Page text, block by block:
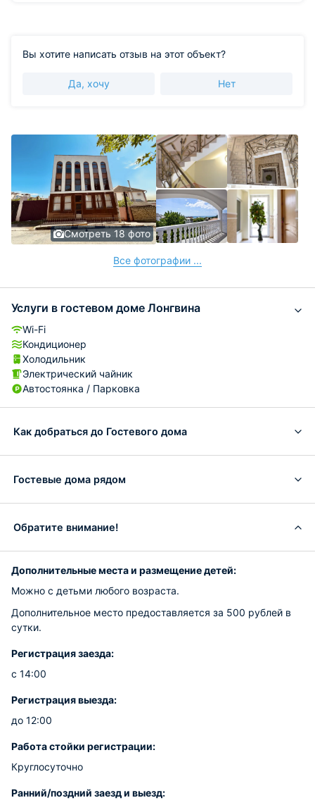
Вы хотите написать отзыв на этот объект?
Да, хочу Нет
Смотреть 18 фото
Все фотографии ...
Услуги в гостевом доме Лонгвина
Wi-Fi
Кондиционер
Холодильник
Электрический чайник
Автостоянка / Парковка
Как добраться до Гостевого дома
Гостевые дома рядом
Обратите внимание!
Дополнительные места и размещение детей:
Можно с детьми любого возраста.
Дополнительное место предоставляется за 500 рублей в
сутки.
Регистрация заезда:
с 14:00
Регистрация выезда:
до 12:00
Работа стойки регистрации:
Круглосуточно
Ранний/поздний заезд и выезд: